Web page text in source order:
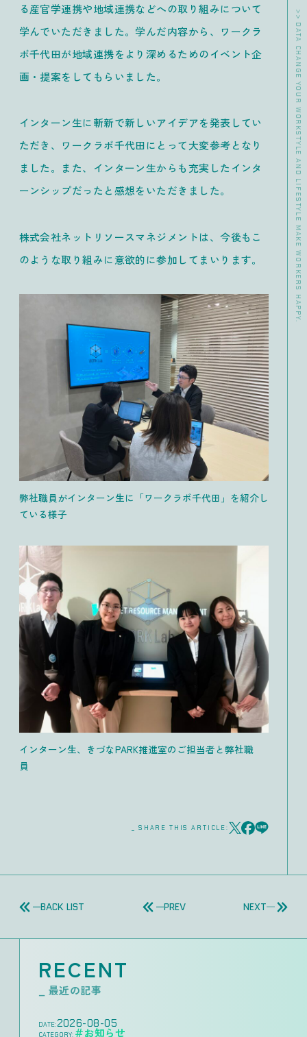
>> DATA CHANGE YOUR WORKSTYLE AND LIFESTYLE MAKE WORKERS HAPPY.
る産官学連携や地域連携などへの取り組みについて
学んでいただきました。学んだ内容から、ワークラ
ボ千代田が地域連携をより深めるためのイベント企
画・提案をしてもらいました。
インターン生に斬新で新しいアイデアを発表してい
ただき、ワークラボ千代田にとって大変参考となり
ました。また、インターン生からも充実したインタ
ーンシップだったと感想をいただきました。
株式会社ネットリソースマネジメントは、今後もこ
のような取り組みに意欲的に参加してまいります。
弊社職員がインターン生に「ワークラボ千代田」を紹介し
ている様子
インターン生、きづなPARK推進室のご担当者と弊社職
員
_ SHARE THIS ARTICLE:
BACK LIST PREV NEXT
RECENT
_ 最近の記事
DATE:2026-08-05
CATEGORY: ＃お知らせ